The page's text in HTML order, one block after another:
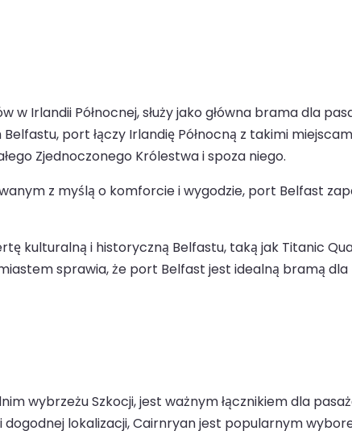
Irlandii Północnej, służy jako główna brama dla
port łączy Irlandię Północną z takimi
Zjednoczonego Królestwa i spoza niego.
z myślą o komforcie i wygodzie, port Belfast
kulturalną i historyczną Belfastu, taką jak Titanic
sprawia, że port Belfast jest idealną bramą
wybrzeżu Szkocji, jest ważnym łącznikiem dla
i dogodnej lokalizacji, Cairnryan jest popularnym